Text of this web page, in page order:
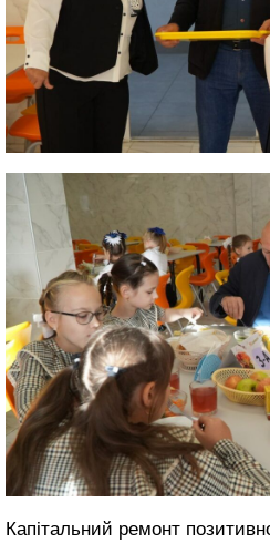
Капітальний ремонт